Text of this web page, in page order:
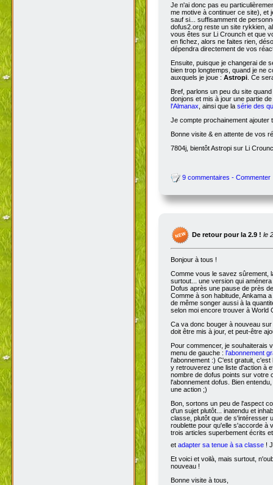
Je n'ai donc pas eu
me motive à continuer ce site), et
sauf si... suffisamment de
dofus2.org reste un site rykkien,
vous êtes sur Li Crounch et que
en fichez, alors ne faites rien,
dépendra directement de vos
Ensuite, puisque je changerai de
bien trop longtemps, quand je ne
auxquels je joue : Astropi . Ce
Bref, parlons un peu du site
donjons et mis à jour une partie
l'Almanax , ainsi que la série des
Je compte prochainement ajouter
Bonne visite & en attente de vos
7804j, bientôt Astropi sur Li
9 commentaires - Commenter
De retour pour la 2.9 ! le
Bonjour à tous !
Comme vous le savez sûrement,
surtout... une version qui
Dofus après une pause de près
Comme à son habitude, Ankama
de même songer aussi à la
selon moi encore trouver à World
Ca va donc bouger à nouveau
doit être mis à jour, et peut-être
Pour commencer, je
menu de gauche : l'abonnement
l'abonnement :) C'est gratuit,
y retrouverez une liste d'action à
nombre de dofus points sur votre
l'abonnement dofus. Bien
une action ;)
Bon, sortons un peu de l'aspect
d'un sujet plutôt... inatendu et
classe, plutôt que de s'intéresser
roublette pour qu'elle s'accorde à
trois articles superbement écrits
et adapter sa tenue à sa classe !
Et voici et voilà, mais surtout,
nouveau !
Bonne visite à tous,